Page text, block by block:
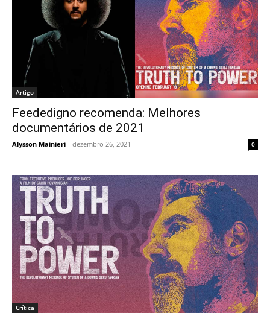
Artigo
Feededigno recomenda: Melhores
documentários de 2021
Alysson Mainieri - dezembro 26, 2021 0
Crítica